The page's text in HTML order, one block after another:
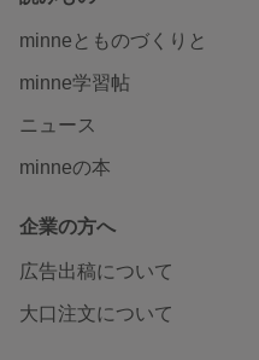
minneとものづくりと
minne学習帖
ニュース
minneの本
企業の方へ
広告出稿について
大口注文について